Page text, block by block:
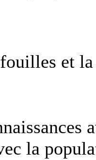
et
la